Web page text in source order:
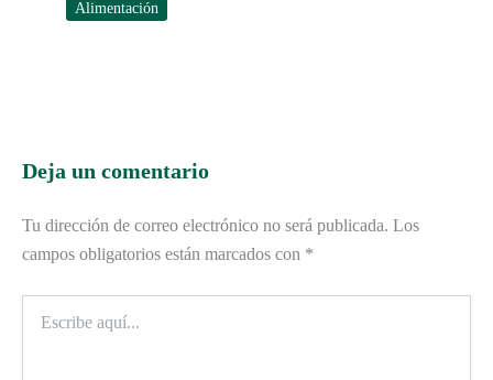
Alimentación
Deja un comentario
Tu dirección de correo electrónico no será publicada. Los
campos obligatorios están marcados con *
aquí...